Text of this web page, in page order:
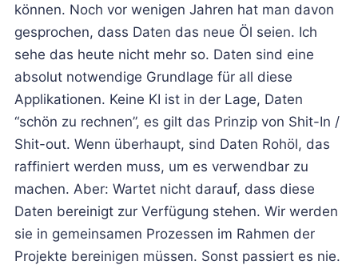
können. Noch vor wenigen Jahren hat man davon
gesprochen, dass Daten das neue Öl seien. Ich
sehe das heute nicht mehr so. Daten sind eine
absolut notwendige Grundlage für all diese
Applikationen. Keine KI ist in der Lage, Daten
“schön zu rechnen”, es gilt das Prinzip von Shit-In /
Shit-out. Wenn überhaupt, sind Daten Rohöl, das
raffiniert werden muss, um es verwendbar zu
machen. Aber: Wartet nicht darauf, dass diese
Daten bereinigt zur Verfügung stehen. Wir werden
sie in gemeinsamen Prozessen im Rahmen der
Projekte bereinigen müssen. Sonst passiert es nie.